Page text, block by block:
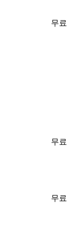
무료
무료
무료